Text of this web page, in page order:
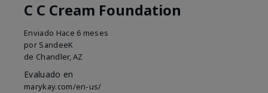
C C Cream Foundation
Enviado Hace 6 meses
por SandeeK
de Chandler, AZ
Evaluado en
marykay.com/en-us/